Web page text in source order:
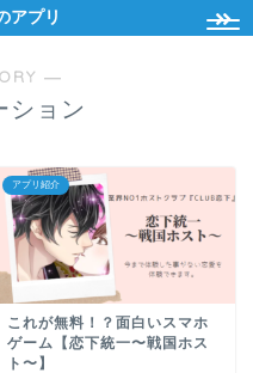
アプリ
―
ション
アプリ紹介
これが無料！？面白いスマホ
ゲーム【恋下統一〜戦国ホス
ト〜】